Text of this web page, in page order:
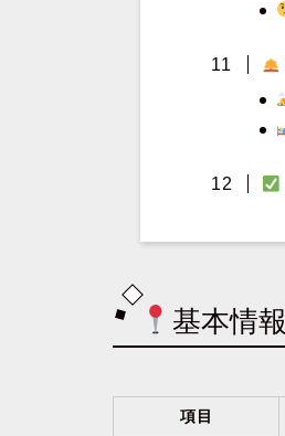
基本情報
項目